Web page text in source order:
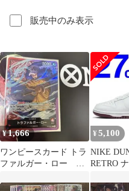
販売中のみ表示
¥1,666
ワンピースカード トラ
ファルガー・ロー リ
¥ 5,100
NIKE
RETRO